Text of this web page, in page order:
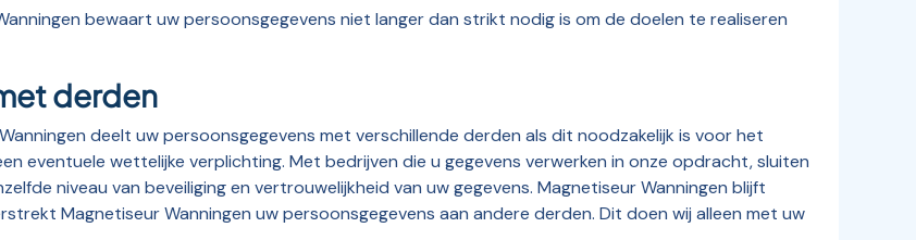
bewaart uw persoonsgegevens niet langer dan strikt nodig is om de doelen te realiseren
derden
deelt uw persoonsgegevens met verschillende derden als dit noodzakelijk is voor het
eventuele wettelijke verplichting. Met bedrijven die u gegevens verwerken in onze opdracht, sluiten
niveau van beveiliging en vertrouwelijkheid van uw gegevens. Magnetiseur Wanningen blijft
Magnetiseur Wanningen uw persoonsgegevens aan andere derden. Dit doen wij alleen met uw